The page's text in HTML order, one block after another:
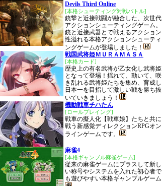
Devils Third Online
[本格シューティング対戦バトル]
銃撃と近接戦闘が融合した、次世代
アクションシューティングゲーム。
銃と近接武器とで戦えるアクション
性溢れる本格アクションシューティ
ングゲームが登場しました！
戦国武将姫ＭＵＲＡＭＡＳＡ
[本格カード]
歴史上の有名武将が乙女化し武将姫
となって登場！揺れて、動いて、咲
き乱れる武将姫たちを集め、育成し
日本一を目指して激しい戦を勝ち抜
いていきましょう！
機動戦車チハたん
[ロールプレイング]
戦車の擬人化【戦車娘】たちと共に
戦う新感覚ディレクションRPGオン
ラインゲームです。
麻雀4
[本格ギャンブル麻雀ゲーム]
従来の麻雀ゲームにプラスして新し
い称号やシステムを入れた初心者で
も遊びやすい本格ギャンブルゲーム